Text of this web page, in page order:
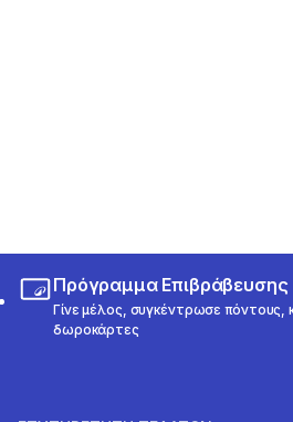
Πρόγραμμα Επιβράβευσης
Γίνε μέλος, συγκέντρωσε πόντους,
δωροκάρτες